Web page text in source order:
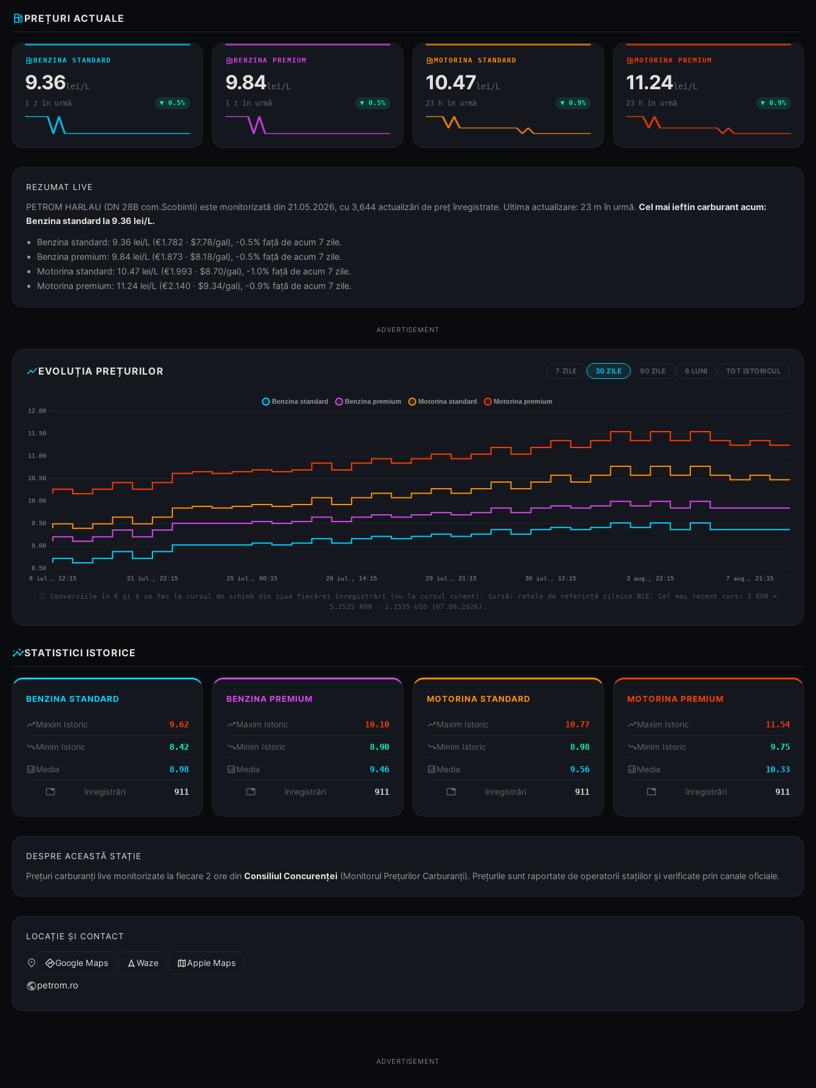
local_gas_station PREȚURI ACTUALE
local_gas_stationBENZINA STANDARD
9.36lei/L
1 z în urmă ▼ 0.5%
local_gas_stationBENZINA PREMIUM
9.84lei/L
1 z în urmă ▼ 0.5%
local_gas_stationMOTORINA STANDARD
10.47lei/L
23 h în urmă ▼ 0.9%
local_gas_stationMOTORINA PREMIUM
11.24lei/L
23 h în urmă ▼ 0.9%
REZUMAT LIVE
PETROM HARLAU (DN 28B com.Scobinti) este monitorizată din 21.05.2026, cu 3,644 actualizări de preț înregistrate. Ultima actualizare: 23 m în urmă. Cel mai ieftin carburant acum:
Benzina standard la 9.36 lei/L.
Benzina standard: 9.36 lei/L (€1.782 · $7.78/gal), -0.5% față de acum 7 zile.
Benzina premium: 9.84 lei/L (€1.873 · $8.18/gal), -0.5% față de acum 7 zile.
Motorina standard: 10.47 lei/L (€1.993 · $8.70/gal), -1.0% față de acum 7 zile.
Motorina premium: 11.24 lei/L (€2.140 · $9.34/gal), -0.9% față de acum 7 zile.
ADVERTISEMENT
show_chartEVOLUȚIA PREȚURILOR 7 ZILE 30 ZILE 90 ZILE 6 LUNI TOT ISTORICUL
info
Conversiile în € și $ se fac la cursul de schimb din ziua fiecărei înregistrări (nu la cursul curent). Sursă: ratele de referință zilnice BCE. Cel mai recent curs: 1 EUR =
5.2525 RON · 1.1535 USD (07.08.2026).
insightsSTATISTICI ISTORICE
BENZINA STANDARD
trending_upMaxim Istoric 9.62
trending_downMinim Istoric 8.42
analyticsMedia 8.98
database înregistrări 911
BENZINA PREMIUM
trending_upMaxim Istoric 10.10
trending_downMinim Istoric 8.90
analyticsMedia 9.46
database înregistrări 911
MOTORINA STANDARD
trending_upMaxim Istoric 10.77
trending_downMinim Istoric 8.98
analyticsMedia 9.56
database înregistrări 911
MOTORINA PREMIUM
trending_upMaxim Istoric 11.54
trending_downMinim Istoric 9.75
analyticsMedia 10.33
database înregistrări 911
DESPRE ACEASTĂ STAȚIE
Prețuri carburanți live monitorizate la fiecare 2 ore din Consiliul Concurenței (Monitorul Prețurilor Carburanți). Prețurile sunt raportate de operatorii stațiilor și verificate prin canale oficiale.
LOCAȚIE ȘI CONTACT
place directionsGoogle Maps navigation Waze mapApple Maps
publicpetrom.ro
ADVERTISEMENT